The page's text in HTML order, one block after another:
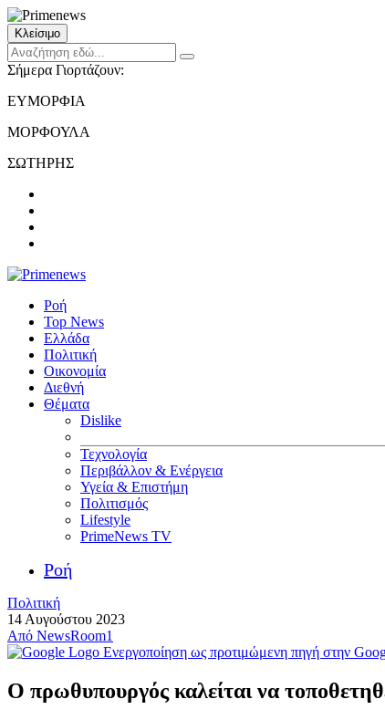
Κλείσιμο
Σήμερα Γιορτάζουν:
ΕΥΜΟΡΦΙΑ
ΜΟΡΦΟΥΛΑ
ΣΩΤΗΡΗΣ
Ροή
Top News
Ελλάδα
Πολιτική
Οικονομία
Διεθνή
Θέματα
Dislike
Τεχνολογία
Περιβάλλον & Ενέργεια
Υγεία & Επιστήμη
Πολιτισμός
Lifestyle
PrimeNews TV
Ροή
Πολιτική
14 Αυγούστου 2023
Από NewsRoom1
Ενεργοποίηση ως προτιμώμενη πηγή στην
Ο πρωθυπουργός καλείται να